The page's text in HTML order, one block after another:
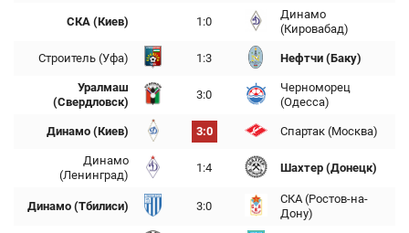
СКА (Киев) 1:0
Динамо
(Кировабад)
Строитель (Уфа) 1:3 Нефтчи (Баку)
Уралмаш
(Свердловск)
3:0
Черноморец
(Одесса)
Динамо (Киев) 3:0 Спартак (Москва)
Динамо
(Ленинград)
1:4 Шахтер (Донецк)
Динамо (Тбилиси) 3:0
СКА (Ростов-на-
Дону)